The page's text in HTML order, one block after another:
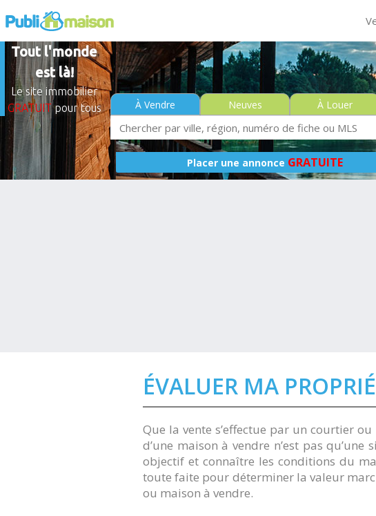
Tout l'monde
est là!
Le site immobilier
GRATUITpour tous À Vendre Neuves
À Louer
Placer une annonce GRATUITE
ÉVALUER MA
Que la vente s’effectue par un courtier
d’une maison à vendre n’est pas qu’une
objectif et connaître les conditions du
toute faite pour déterminer la valeur
ou maison à vendre.